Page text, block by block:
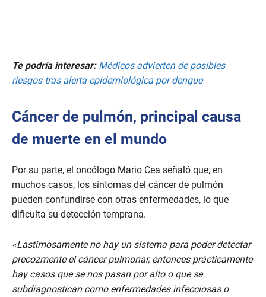
Te podría interesar: Médicos advierten de posibles
riesgos tras alerta epidemiológica por dengue
Cáncer de pulmón, principal causa
de muerte en el mundo
Por su parte, el oncólogo Mario Cea señaló que, en
muchos casos, los síntomas del cáncer de pulmón
pueden confundirse con otras enfermedades, lo que
dificulta su detección temprana.
«Lastimosamente no hay un sistema para poder detectar
precozmente el cáncer pulmonar, entonces prácticamente
hay casos que se nos pasan por alto o que se
subdiagnostican como enfermedades infecciosas o